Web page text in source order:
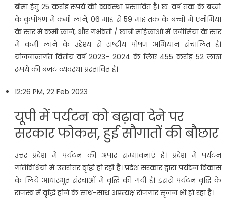
बीमा हेतु 25 करोड़ रूपये की व्यवस्था प्रस्तावित है। छः वर्ष तक के बच्चों
के कुपोषण में कमी लाने, 06 माह से 59 माह तक के बच्चों में एनीमिया
के स्तर में कमी लाने, और गर्भवती / छात्री महिलाओं में एनीमिया के स्तर
में कमी लाने के उद्देश्य से राष्ट्रीय पोषण अभियान संचालित है।
योजनान्तर्गत वित्तीय वर्ष 2023- 2024 के लिए 455 करोड़ 52 लाख
रूपये की बजट व्यवस्था प्रस्तावित है।
12:26 PM, 22 Feb 2023
यूपी में पर्यटन को बढ़ावा देने पर
सरकार फोकस, हुई सौगातों की बौछार
उत्तर प्रदेश में पर्यटन की अपार सम्भावनाएं है। प्रदेश में पर्यटन
गतिविधियों में उत्तरोत्तर वृद्धि हो रही है। प्रदेश सरकार द्वारा पर्यटन विकास
के लिये आधारभूत संरचाओं में वृद्धि की गयी है। इससे पर्यटन वृद्धि के
राजस्व में वृद्धि होने के साथ-साथ अप्रत्यक्ष रोजगार सृजन भी हो रहा है।